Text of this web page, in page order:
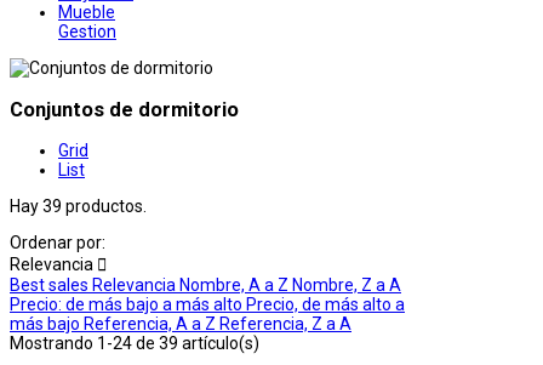
Mueble
Gestion
Conjuntos de dormitorio
Grid
List
Hay 39 productos.
Ordenar por:
Relevancia 
Best sales Relevancia Nombre, A a Z Nombre, Z a A
Precio: de más bajo a más alto Precio, de más alto a
más bajo Referencia, A a Z Referencia, Z a A
Mostrando 1-24 de 39 artículo(s)